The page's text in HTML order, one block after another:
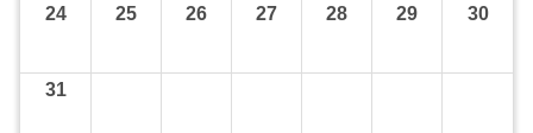
24 25 26 27 28 29 30
31